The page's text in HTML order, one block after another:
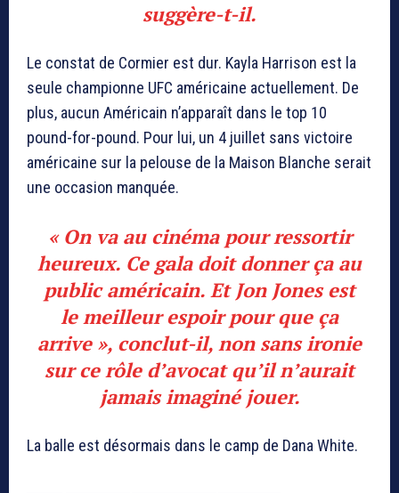
suggère-t-il.
Le constat de Cormier est dur. Kayla Harrison est la
seule championne UFC américaine actuellement. De
plus, aucun Américain n’apparaît dans le top 10
pound-for-pound. Pour lui, un 4 juillet sans victoire
américaine sur la pelouse de la Maison Blanche serait
une occasion manquée.
« On va au cinéma pour ressortir
heureux. Ce gala doit donner ça au
public américain. Et Jon Jones est
le meilleur espoir pour que ça
arrive », conclut-il, non sans ironie
sur ce rôle d’avocat qu’il n’aurait
jamais imaginé jouer.
La balle est désormais dans le camp de Dana White.